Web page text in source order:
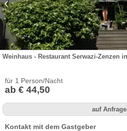
für 1 Person/Nacht
ab € 44,50
auf Anfrage
Kontakt mit dem Gastgeber